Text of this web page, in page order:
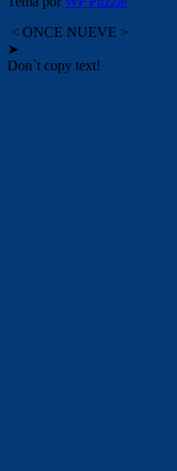
< ONCE NUEVE >
➤
Don`t copy text!